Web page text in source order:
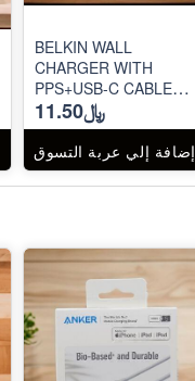
BELKIN WALL
CHARGER WITH
PPS+USB-C CABLE
30W
﷼11.50
إضافة إلي عربة التسوق